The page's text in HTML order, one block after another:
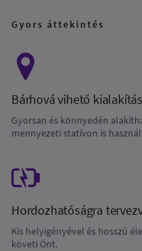
Gyors áttekintés
Bárhová vihető kialakítás
Gyorsan és könnyedén
mennyezeti statívon is
Hordozhatóságra
Kis helyigényével és hosszú
követi Önt.